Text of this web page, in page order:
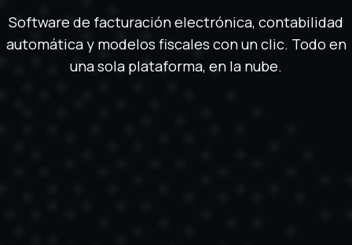
Software de facturación electrónica, contabilidad
automática y modelos fiscales con un clic. Todo en
una sola plataforma, en la nube.